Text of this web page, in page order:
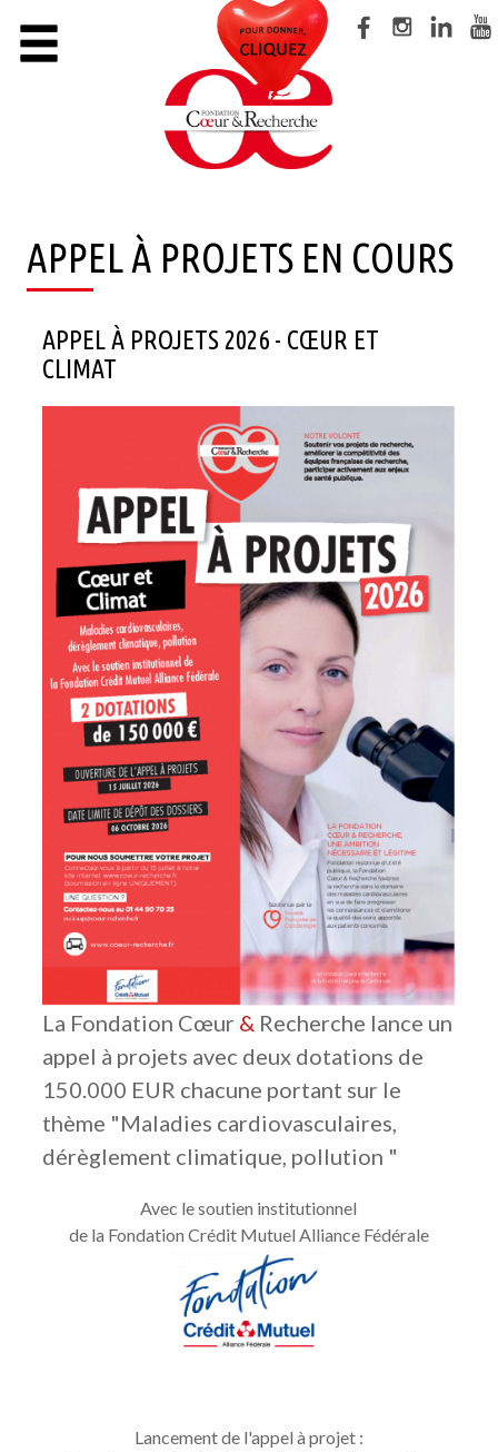
CAMPAGNE CŒUR DES FEMMES
SUIVRE LA RECHERCHE
S’INFORMER
NOS ACTIONS
DEVENIR BÉNÉVOLE
NOTRE COMITÉ DES PATIENTS
ESPACE CHERCHEURS
TÉLÉCHARGEMENTS
×
APPEL À PROJETS EN COURS
APPEL À PROJETS 2026 - CŒUR ET
CLIMAT
La Fondation Cœur & Recherche lance un
appel à projets avec deux dotations de
150.000 EUR chacune portant sur le
thème "Maladies cardiovasculaires,
dérèglement climatique, pollution "
Avec le soutien institutionnel
de la Fondation Crédit Mutuel Alliance Fédérale
Lancement de l'appel à projet :
Cookies management panel